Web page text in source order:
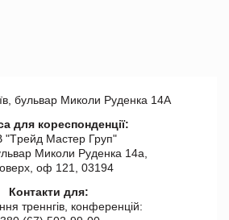
бульвар Миколи Руденка 14А
для кореспонденції:
"Tрейд Мастер Груп"
Миколи Руденка 14а,
оф 121, 03194
Контакти для:
треннгів, конференцій: